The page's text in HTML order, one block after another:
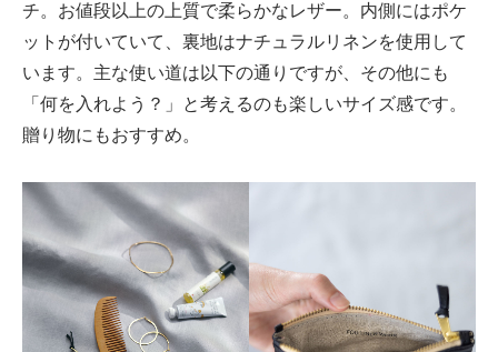
チ。お値段以上の上質で柔らかなレザー。内側にはポケ
ットが付いていて、裏地はナチュラルリネンを使用して
います。主な使い道は以下の通りですが、その他にも
「何を入れよう？」と考えるのも楽しいサイズ感です。
贈り物にもおすすめ。